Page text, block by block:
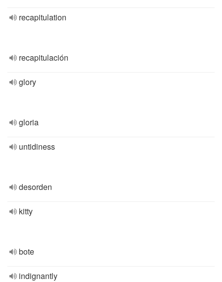
recapitulation
recapitulación
glory
gloria
untidiness
desorden
kitty
bote
indignantly